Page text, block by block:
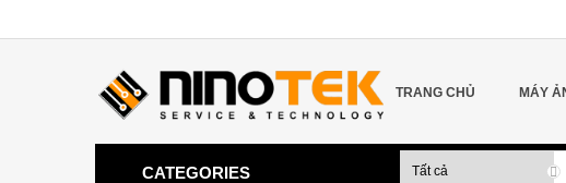
TRANG CHỦ MÁY
CATEGORIES